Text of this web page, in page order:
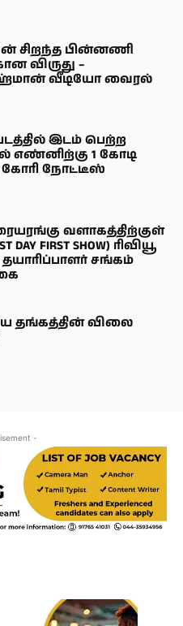
சிறந்த பின்னணி
விருது –
வீடியோ வைரல்
இடம் பெற்ற
1 கோடி
கோரி நோட்டீஸ்
வளாகத்திற்குள்
DAY FIRST SHOW) ரிவியூ
தயாரிப்பாளர் சங்கம்
தங்கத்தின் விலை
-